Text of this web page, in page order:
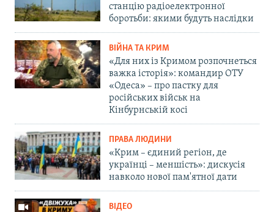
станцію радіоелектронної
боротьби: якими будуть наслідки
ВІЙНА ТА КРИМ
«Для них із Кримом розпочнеться
важка історія»: командир ОТУ
«Одеса» – про пастку для
російських військ на
Кінбурнській косі
ПРАВА ЛЮДИНИ
«Крим – єдиний регіон, де
українці – меншість»: дискусія
навколо нової пам'ятної дати
ВІДЕО